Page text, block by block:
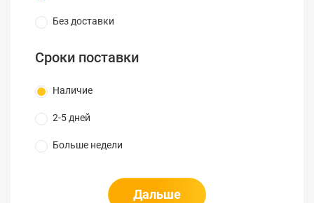
Без доставки
Сроки поставки
Наличие
2-5 дней
Больше недели
Дальше